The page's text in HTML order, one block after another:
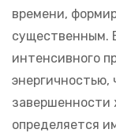
времени,
существенным.
интенсивного
определяется